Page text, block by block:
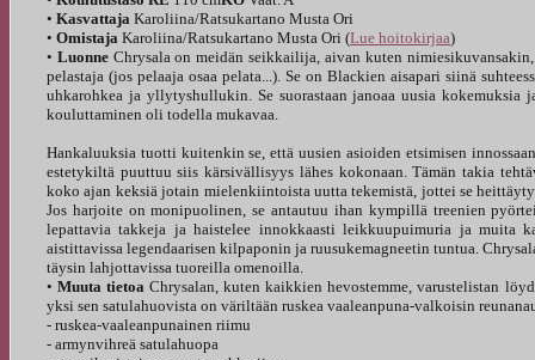
• Kasvattaja Karoliina/Ratsukartano Musta Ori
• Omistaja Karoliina/Ratsukartano Musta Ori (Lue hoitokirjaa)
• LuonneChrysala on meidän seikkailija, aivan kuten
pelastaja (jos pelaaja osaa pelata...). Se on Blackien aisapari siinä
uhkarohkea ja yllytyshullukin. Se suorastaan janoaa uusia kokemuksia
kouluttaminen oli todella mukavaa.
Hankaluuksia tuotti kuitenkin se, että uusien asioiden etsimisen
estetykiltä puuttuu siis kärsivällisyys lähes kokonaan. Tämän takia
koko ajan keksiä jotain mielenkiintoista uutta tekemistä, jottei se
Jos harjoite on monipuolinen, se antautuu ihan kympillä treenien
lepattavia takkeja ja haistelee innokkaasti leikkuupuimuria ja muita
aistittavissa legendaarisen kilpaponin ja ruusukemagneetin tuntua.
täysin lahjottavissa tuoreilla omenoilla.
•Muuta tietoa Chrysalan, kuten kaikkien hevostemme, varustelistan
yksi sen satulahuovista on väriltään ruskea vaaleanpuna-valkoisin
- ruskea-vaaleanpunainen riimu
- armynvihreä satulahuopa